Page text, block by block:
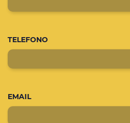
TELEFONO
EMAIL